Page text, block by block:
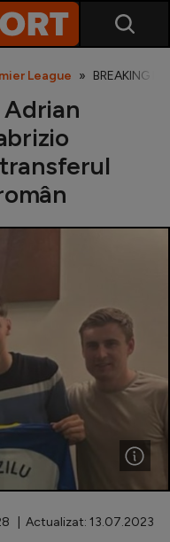
League BREAKING
Adrian
| Actualizat: 13.07.2023